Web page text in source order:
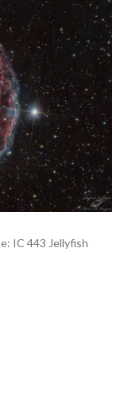
IC 443 Jellyfish